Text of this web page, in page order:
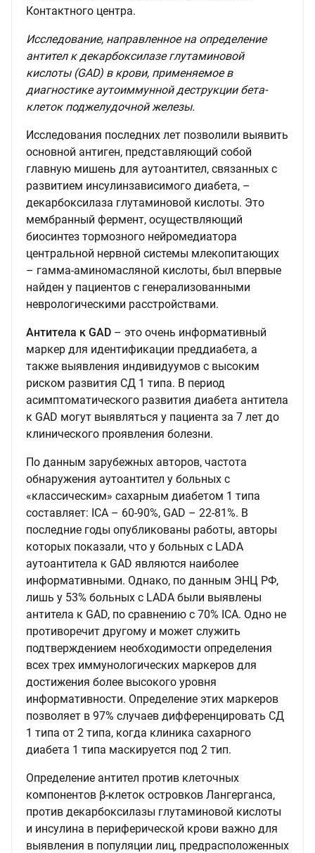
Контактного центра.
Исследование, направленное на определение
антител к декарбоксилазе глутаминовой
кислоты (GAD) в крови, применяемое в
диагностике аутоиммунной деструкции бета-
клеток поджелудочной железы.
Исследования последних лет позволили выявить
основной антиген, представляющий собой
главную мишень для аутоантител, связанных с
развитием инсулинзависимого диабета, –
декарбоксилаза глутаминовой кислоты. Это
мембранный фермент, осуществляющий
биосинтез тормозного нейромедиатора
центральной нервной системы млекопитающих
– гамма-аминомасляной кислоты, был впервые
найден у пациентов с генерализованными
неврологическими расстройствами.
Антитела к GAD – это очень информативный
маркер для идентификации преддиабета, а
также выявления индивидуумов с высоким
риском развития СД 1 типа. В период
асимптоматического развития диабета антитела
к GAD могут выявляться у пациента за 7 лет до
клинического проявления болезни.
По данным зарубежных авторов, частота
обнаружения аутоантител у больных с
«классическим» сахарным диабетом 1 типа
составляет: ICA – 60-90%, GAD – 22-81%. В
последние годы опубликованы работы, авторы
которых показали, что у больных с LADA
аутоантитела к GAD являются наиболее
информативными. Однако, по данным ЭНЦ РФ,
лишь у 53% больных с LADA были выявлены
антитела к GAD, по сравнению с 70% ICA. Одно не
противоречит другому и может служить
подтверждением необходимости определения
всех трех иммунологических маркеров для
достижения более высокого уровня
информативности. Определение этих маркеров
позволяет в 97% случаев дифференцировать СД
1 типа от 2 типа, когда клиника сахарного
диабета 1 типа маскируется под 2 тип.
Определение антител против клеточных
компонентов β-клеток островков Лангерганса,
против декарбоксилазы глутаминовой кислоты
и инсулина в периферической крови важно для
выявления в популяции лиц, предрасположенных